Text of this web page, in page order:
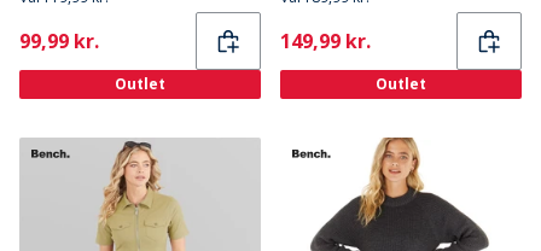
Current
99,99 kr.
Outlet
Current
149,99 kr.
Outlet